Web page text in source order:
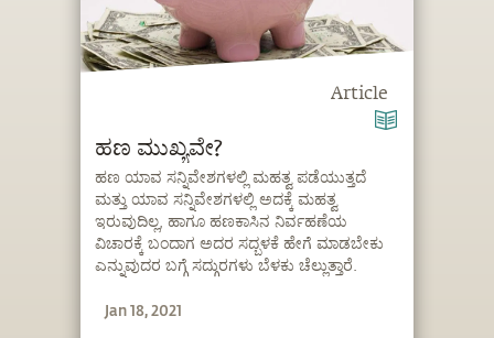
Article
ಹಣ ಮುಖ್ಯವೇ?
ಹಣ ಯಾವ ಸನ್ನಿವೇಶಗಳಲ್ಲಿ ಮಹತ್ವ ಪಡೆಯುತ್ತದೆ
ಮತ್ತು ಯಾವ ಸನ್ನಿವೇಶಗಳಲ್ಲಿ ಅದಕ್ಕೆ ಮಹತ್ವ
ಇರುವುದಿಲ್ಲ, ಹಾಗೂ ಹಣಕಾಸಿನ ನಿರ್ವಹಣೆಯ
ವಿಚಾರಕ್ಕೆ ಬಂದಾಗ ಅದರ ಸದ್ಬಳಕೆ ಹೇಗೆ ಮಾಡಬೇಕು
ಎನ್ನುವುದರ ಬಗ್ಗೆ ಸದ್ಗುರಗಳು ಬೆಳಕು ಚೆಲ್ಲುತ್ತಾರೆ.
Jan 18, 2021